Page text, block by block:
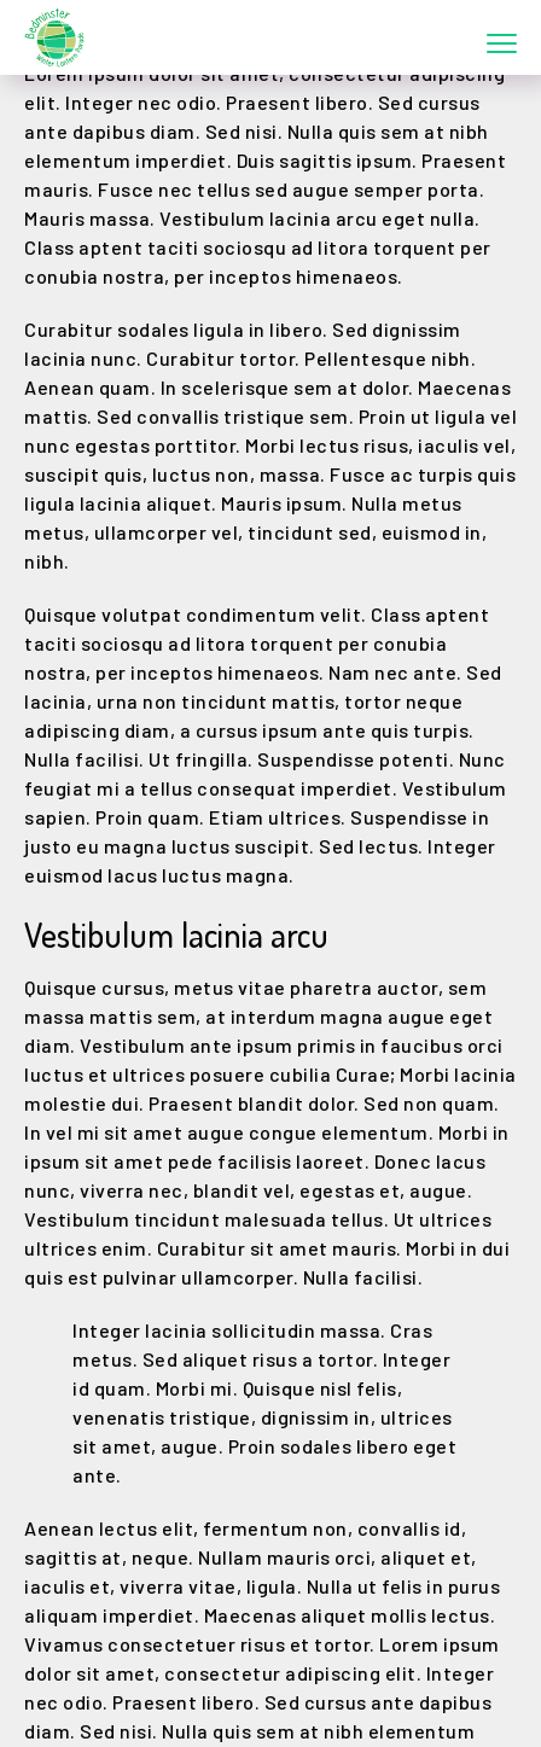
Page content (index.php)
Lorem ipsum dolor sit amet, consectetur adipiscing
elit. Integer nec odio. Praesent libero. Sed cursus
ante dapibus diam. Sed nisi. Nulla quis sem at nibh
elementum imperdiet. Duis sagittis ipsum. Praesent
mauris. Fusce nec tellus sed augue semper porta.
Mauris massa. Vestibulum lacinia arcu eget nulla.
Class aptent taciti sociosqu ad litora torquent per
conubia nostra, per inceptos himenaeos.
Curabitur sodales ligula in libero. Sed dignissim
lacinia nunc. Curabitur tortor. Pellentesque nibh.
Aenean quam. In scelerisque sem at dolor. Maecenas
mattis. Sed convallis tristique sem. Proin ut ligula vel
nunc egestas porttitor. Morbi lectus risus, iaculis vel,
suscipit quis, luctus non, massa. Fusce ac turpis quis
ligula lacinia aliquet. Mauris ipsum. Nulla metus
metus, ullamcorper vel, tincidunt sed, euismod in,
nibh.
Quisque volutpat condimentum velit. Class aptent
taciti sociosqu ad litora torquent per conubia
nostra, per inceptos himenaeos. Nam nec ante. Sed
lacinia, urna non tincidunt mattis, tortor neque
adipiscing diam, a cursus ipsum ante quis turpis.
Nulla facilisi. Ut fringilla. Suspendisse potenti. Nunc
feugiat mi a tellus consequat imperdiet. Vestibulum
sapien. Proin quam. Etiam ultrices. Suspendisse in
justo eu magna luctus suscipit. Sed lectus. Integer
euismod lacus luctus magna.
Vestibulum lacinia arcu
Quisque cursus, metus vitae pharetra auctor, sem
massa mattis sem, at interdum magna augue eget
diam. Vestibulum ante ipsum primis in faucibus orci
luctus et ultrices posuere cubilia Curae; Morbi lacinia
molestie dui. Praesent blandit dolor. Sed non quam.
In vel mi sit amet augue congue elementum. Morbi in
ipsum sit amet pede facilisis laoreet. Donec lacus
nunc, viverra nec, blandit vel, egestas et, augue.
Vestibulum tincidunt malesuada tellus. Ut ultrices
ultrices enim. Curabitur sit amet mauris. Morbi in dui
quis est pulvinar ullamcorper. Nulla facilisi.
Integer lacinia sollicitudin massa. Cras
metus. Sed aliquet risus a tortor. Integer
id quam. Morbi mi. Quisque nisl felis,
venenatis tristique, dignissim in, ultrices
sit amet, augue. Proin sodales libero eget
ante.
Aenean lectus elit, fermentum non, convallis id,
sagittis at, neque. Nullam mauris orci, aliquet et,
iaculis et, viverra vitae, ligula. Nulla ut felis in purus
aliquam imperdiet. Maecenas aliquet mollis lectus.
Vivamus consectetuer risus et tortor. Lorem ipsum
dolor sit amet, consectetur adipiscing elit. Integer
nec odio. Praesent libero. Sed cursus ante dapibus
diam. Sed nisi. Nulla quis sem at nibh elementum